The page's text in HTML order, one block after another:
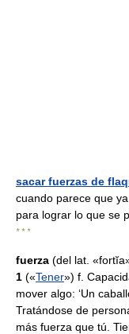
sacar fuerzas de
cuando parece que
para lograr lo que se
* * *
fuerza (del lat.
1 («Tener») f.
mover algo: ‘Un
Tratándose de
más fuerza que tú.